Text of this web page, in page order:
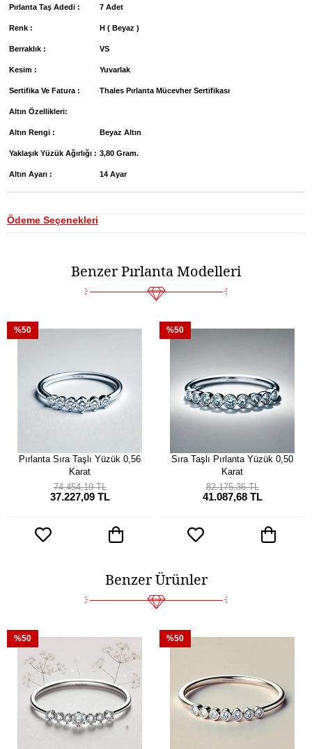
Pırlanta Taş Adedi : 7 Adet
Renk : H ( Beyaz )
Berraklık : VS
Kesim : Yuvarlak
Sertifika Ve Fatura : Thales Pırlanta Mücevher Sertifikası
Altın Özellikleri:
Altın Rengi : Beyaz Altın
Yaklaşık Yüzük Ağırlığı : 3,80 Gram.
Altın Ayarı : 14 Ayar
Ödeme Seçenekleri
Benzer Pırlanta Modelleri
Pırlanta Sıra Taşlı Yüzük 0,56
Karat
37.227,09 TL
74.454,19 TL
%50
Sıra Taşlı Pırlanta Yüzük 0,50
Karat
41.087,68 TL
82.175,36 TL
%50
Benzer Ürünler
%50 %50